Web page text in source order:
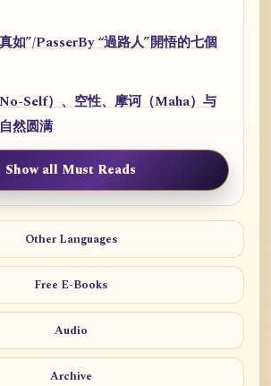
如”/PasserBy “過路人”開悟的七個
Self）、空性、摩诃（Maha）与
然圆满
Show all Must Reads
Other Languages
Free E-Books
Audio
Archive